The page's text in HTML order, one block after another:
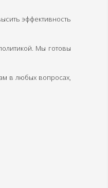
эффективность
Мы готовы
в любых вопросах,